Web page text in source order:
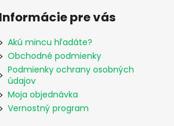
Informácie pre vás
Akú mincu hľadáte?
Obchodné podmienky
Podmienky ochrany osobných
údajov
Moja objednávka
Vernostný program